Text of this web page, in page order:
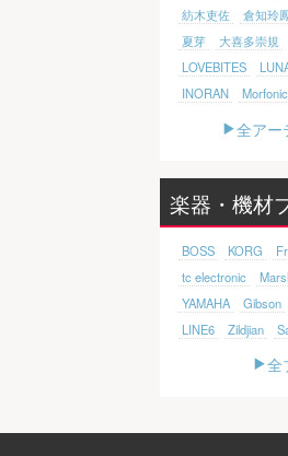
紡木吏佐
倉知玲鳳
夏芽
大喜多崇規
LOVEBITES
INORAN
全アー
楽器・機材
BOSS KORG
tc electronic
YAMAHA
Gibson
LINE6
Zildjian
全